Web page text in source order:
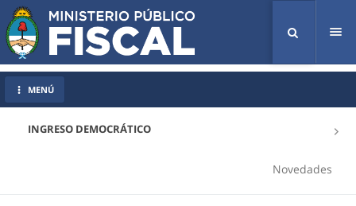
INGRESO DEMOCRÁTICO
Novedades
MENÚ